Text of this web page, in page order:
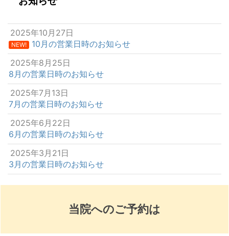
2025年10月27日
NEW!
10月の営業日時のお知らせ
2025年8月25日
8月の営業日時のお知らせ
2025年7月13日
7月の営業日時のお知らせ
2025年6月22日
6月の営業日時のお知らせ
2025年3月21日
3月の営業日時のお知らせ
当院へのご予約は